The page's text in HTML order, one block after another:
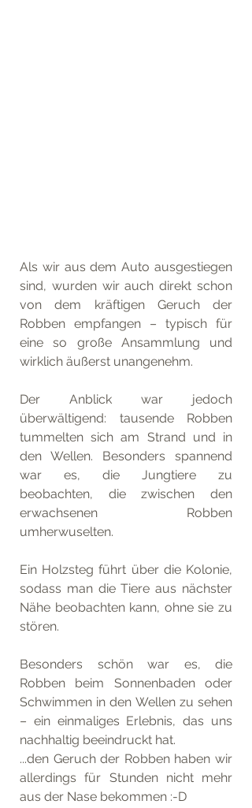
Als wir aus dem Auto ausgestiegen
sind, wurden wir auch direkt schon
von dem kräftigen Geruch der
Robben empfangen – typisch für
eine so große Ansammlung und
wirklich äußerst unangenehm.
Der Anblick war jedoch
überwältigend: tausende Robben
tummelten sich am Strand und in
den Wellen. Besonders spannend
war es, die Jungtiere zu
beobachten, die zwischen den
erwachsenen Robben
umherwuselten.
Ein Holzsteg führt über die Kolonie,
sodass man die Tiere aus nächster
Nähe beobachten kann, ohne sie zu
stören.
Besonders schön war es, die
Robben beim Sonnenbaden oder
Schwimmen in den Wellen zu sehen
– ein einmaliges Erlebnis, das uns
nachhaltig beeindruckt hat.
...den Geruch der Robben haben wir
allerdings für Stunden nicht mehr
aus der Nase bekommen :-D